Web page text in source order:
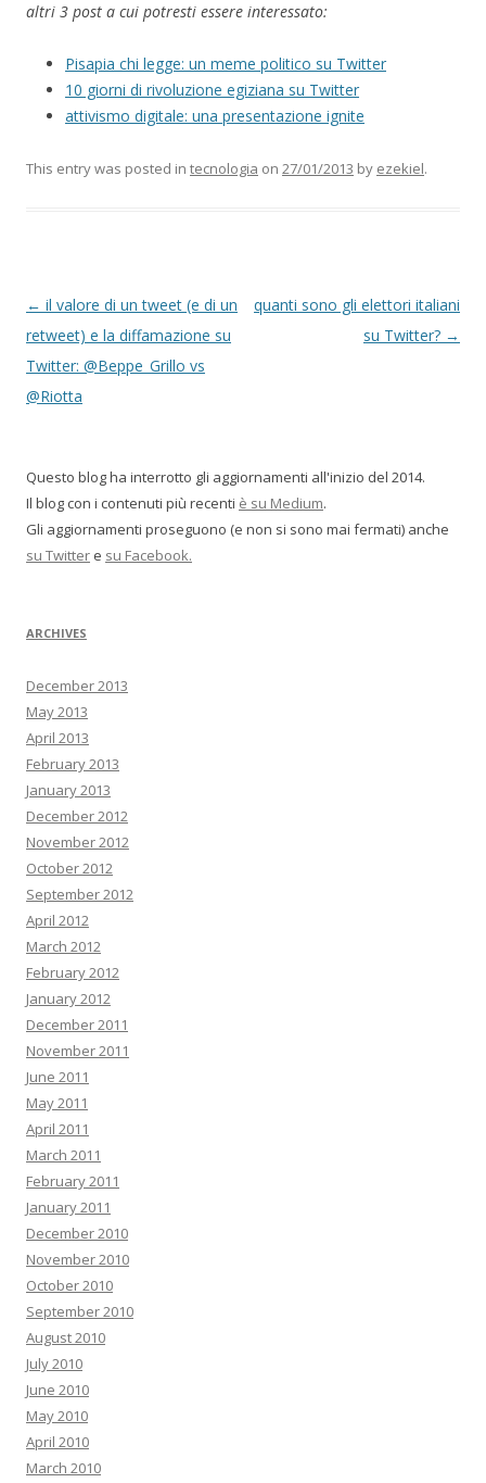
altri 3 post a cui potresti essere interessato:
Pisapia chi legge: un meme politico su Twitter
10 giorni di rivoluzione egiziana su Twitter
attivismo digitale: una presentazione ignite
This entry was posted in tecnologia on 27/01/2013 by ezekiel.
P
o
s
t
v
g
i
n
← il valore di un tweet (e di un
retweet) e la diffamazione su
Twitter: @Beppe_Grillo vs
@Riotta
quanti sono gli elettori italiani
su Twitter? →
Questo blog ha interrotto gli aggiornamenti all'inizio del 2014.
Il blog con i contenuti più recenti è su Medium.
Gli aggiornamenti proseguono (e non si sono mai fermati) anche
su Twitter e su Facebook.
ARCHIVES
December 2013
May 2013
April 2013
February 2013
January 2013
December 2012
November 2012
October 2012
September 2012
April 2012
March 2012
February 2012
January 2012
December 2011
November 2011
June 2011
May 2011
April 2011
March 2011
February 2011
January 2011
December 2010
November 2010
October 2010
September 2010
August 2010
July 2010
June 2010
May 2010
April 2010
March 2010